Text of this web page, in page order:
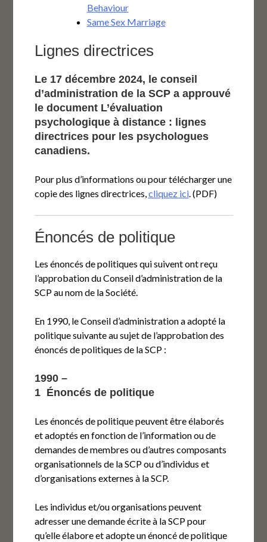
Behaviour
Same Sex Marriage
Lignes directrices
Le 17 décembre 2024, le conseil
d’administration de la SCP a approuvé
le document L’évaluation
psychologique à distance : lignes
directrices pour les psychologues
canadiens.
Pour plus d’informations ou pour télécharger une
copie des lignes directrices, cliquez ici. (PDF)
Énoncés de politique
Les énoncés de politiques qui suivent ont reçu
l’approbation du Conseil d’administration de la
SCP au nom de la Société.
En 1990, le Conseil d’administration a adopté la
politique suivante au sujet de l’approbation des
énoncés de politiques de la SCP :
1990 –
1 Énoncés de politique
Les énoncés de politique peuvent être élaborés
et adoptés en fonction de l’information ou de
demandes de membres ou d’autres composants
organisationnels de la SCP ou d’individus et
d’organisations externes à la SCP.
Les individus et/ou organisations peuvent
adresser une demande écrite à la SCP pour
qu’elle élabore et adopte un énoncé de politique